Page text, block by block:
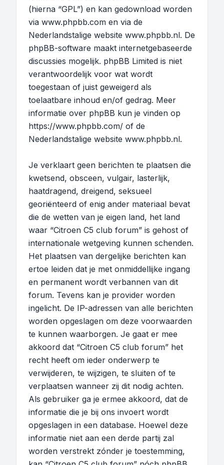
(hierna “GPL”) en kan gedownload worden
via www.phpbb.com en via de
Nederlandstalige website www.phpbb.nl. De
phpBB-software maakt internetgebaseerde
discussies mogelijk. phpBB Limited is niet
verantwoordelijk voor wat wordt
toegestaan of juist geweigerd als
toelaatbare inhoud en/of gedrag. Meer
informatie over phpBB kun je vinden op
https://www.phpbb.com/ of de
Nederlandstalige website www.phpbb.nl.
Je verklaart geen berichten te plaatsen die
kwetsend, obsceen, vulgair, lasterlijk,
haatdragend, dreigend, seksueel
georiënteerd of enig ander materiaal bevat
die de wetten van je eigen land, het land
waar “Citroen C5 club forum” is gehost of
internationale wetgeving kunnen schenden.
Het plaatsen van dergelijke berichten kan
ertoe leiden dat je met onmiddellijke ingang
en permanent wordt verbannen van dit
forum. Tevens kan je provider worden
ingelicht. De IP-adressen van alle berichten
worden opgeslagen om deze voorwaarden
te kunnen waarborgen. Je gaat er mee
akkoord dat “Citroen C5 club forum” het
recht heeft om ieder onderwerp te
verwijderen, te wijzigen, te sluiten of te
verplaatsen wanneer zij dit nodig achten.
Als gebruiker ga je ermee akkoord, dat de
informatie die je bij ons invoert wordt
opgeslagen in een database. Hoewel deze
informatie niet aan een derde partij zal
worden verstrekt zónder je toestemming,